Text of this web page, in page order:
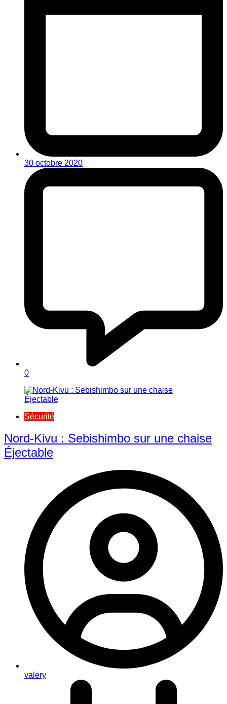
30 octobre 2020
0
Sécurité
Nord-Kivu : Sebishimbo sur une chaise
Éjectable
valery